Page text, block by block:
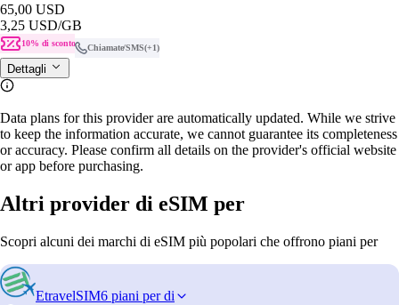
65,00 USD
3,25 USD/GB
10% di sconto Chiamate/SMS(+1)
Dettagli
Data plans for this provider are automatically updated. While we strive
to keep the information accurate, we cannot guarantee its completeness
or accuracy. Please confirm all details on the provider's official website
or app before purchasing.
Altri provider di eSIM per
Scopri alcuni dei marchi di eSIM più popolari che offrono piani per
EtravelSIM6 piani per di